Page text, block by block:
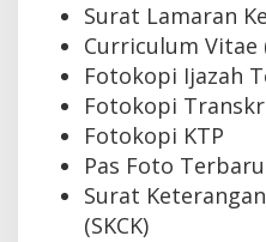
Surat Lamaran
Curriculum Vitae
Fotokopi Ijazah
Fotokopi
Fotokopi KTP
Pas Foto Terbaru
Surat
(SKCK)